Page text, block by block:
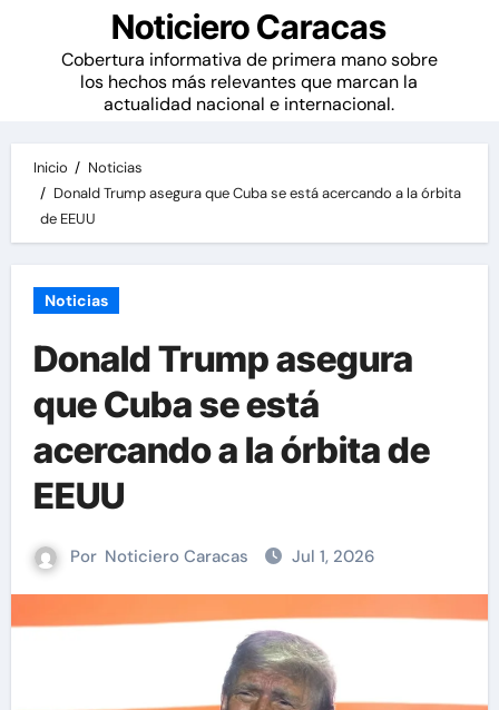
Noticiero Caracas
Cobertura informativa de primera mano sobre
los hechos más relevantes que marcan la
actualidad nacional e internacional.
Inicio
Noticias
Donald Trump asegura que Cuba se está acercando a la órbita
de EEUU
Noticias
Donald Trump asegura
que Cuba se está
acercando a la órbita de
EEUU
Por Noticiero Caracas Jul 1, 2026